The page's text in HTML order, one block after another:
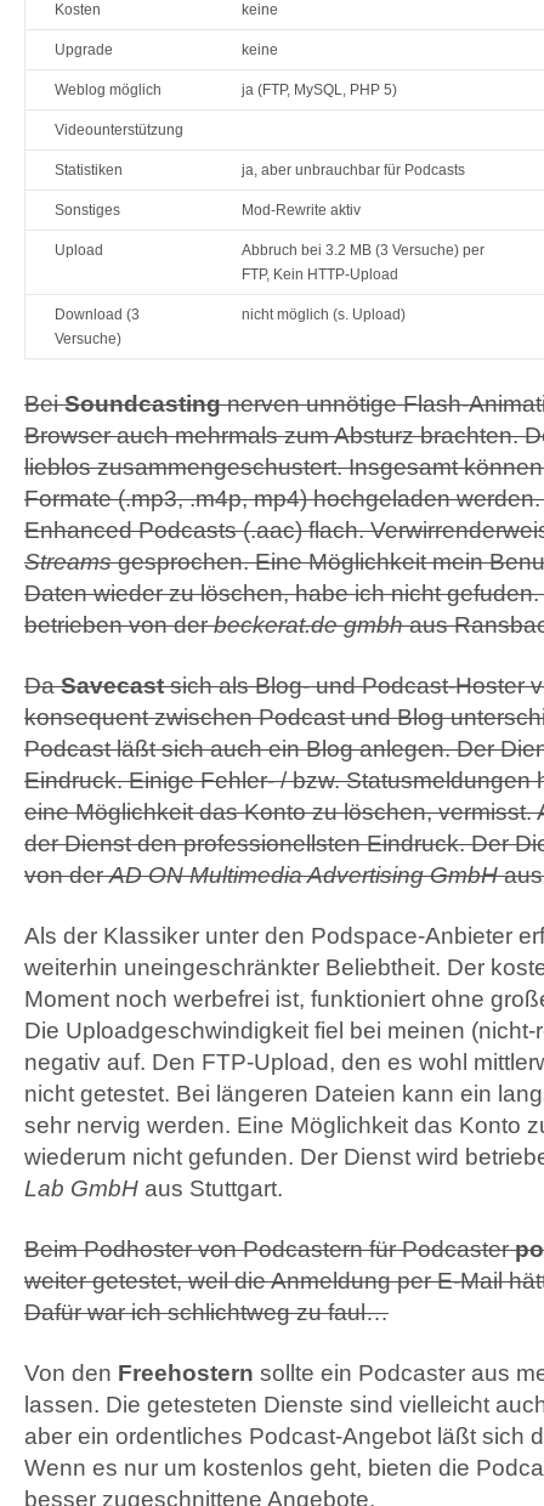
Kosten keine
Upgrade keine
Weblog möglich ja (FTP, MySQL, PHP 5)
Videounterstützung
Statistiken ja, aber unbrauchbar für Podcasts
Sonstiges Mod-Rewrite aktiv
Upload
Abbruch bei 3.2 MB (3 Versuche) per
FTP, Kein HTTP-Upload
Download (3
Versuche)
nicht möglich (s. Upload)
BeiSoundcastingnerven unnötige Flash-
Browser auch mehrmals zum Absturz brachten.
lieblos zusammengeschustert. Insgesamt
Formate (.mp3, .m4p, mp4) hochgeladen
Enhanced Podcasts (.aac) flach.
Streamsgesprochen. Eine Möglichkeit mein
Daten wieder zu löschen, habe ich nicht
betrieben von derbeckerat.de gmbhaus
DaSavecastsich als Blog- und Podcast-Hoster
konsequent zwischen Podcast und Blog
Podcast läßt sich auch ein Blog anlegen. Der
Eindruck. Einige Fehler- / bzw. Statusmeldungen
eine Möglichkeit das Konto zu löschen, vermisst.
der Dienst den professionellsten Eindruck. Der
von derAD ON Multimedia Advertising GmbHaus
Als der Klassiker unter den Podspace-Anbieter
weiterhin uneingeschränkter Beliebtheit. Der
Moment noch werbefrei ist, funktioniert ohne
Die Uploadgeschwindigkeit fiel bei meinen (nicht-
negativ auf. Den FTP-Upload, den es wohl
nicht getestet. Bei längeren Dateien kann ein
sehr nervig werden. Eine Möglichkeit das Konto
wiederum nicht gefunden. Der Dienst wird
Lab GmbH aus Stuttgart.
Beim Podhoster von Podcastern für Podcaster
weiter getestet, weil die Anmeldung per E-Mail
Dafür war ich schlichtweg zu faul…
Von den Freehostern sollte ein Podcaster aus
lassen. Die getesteten Dienste sind vielleicht
aber ein ordentliches Podcast-Angebot läßt sich
Wenn es nur um kostenlos geht, bieten die
besser zugeschnittene Angebote.